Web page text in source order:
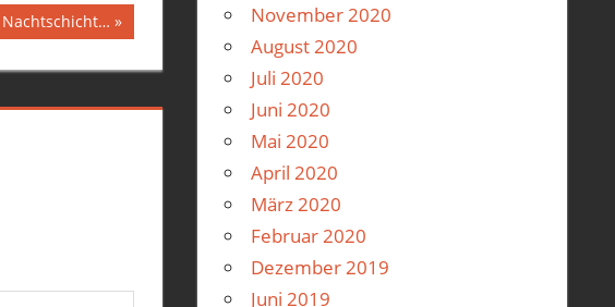
Nächster
Beitrag:
Nachtschicht…
November 2020
August 2020
Juli 2020
Juni 2020
Mai 2020
April 2020
März 2020
Februar 2020
Dezember 2019
Juni 2019